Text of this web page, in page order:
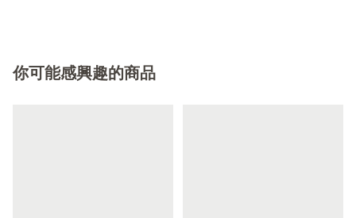
你可能感興趣的商品